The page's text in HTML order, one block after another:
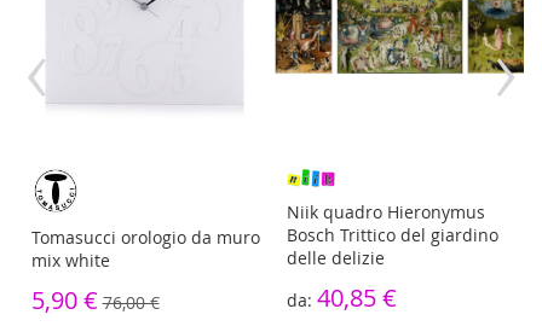
Tomasucci orologio da muro
mix white
5,90 € 76,00 €
Niik quadro Hieronymus
Bosch Trittico del giardino
delle delizie
40,85 €
‹ ›